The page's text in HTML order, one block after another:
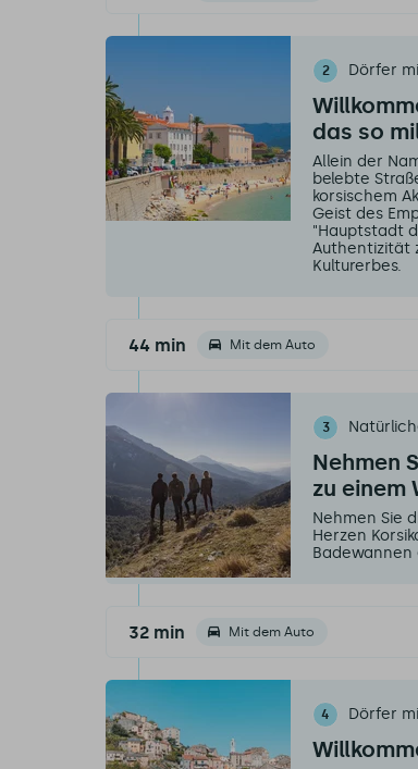
2 Dörfer
das so
Allein der
belebte
korsischem
Geist des
"Hauptstadt
Authentizität
Kulturerbes.
44 min Mit dem Auto
3
Nehmen
zu einem
Nehmen Sie
Herzen
32 min Mit dem Auto
4 Dörfer